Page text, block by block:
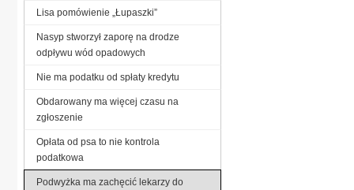
Lisa pomówienie „Łupaszki”
Nasyp stworzył zaporę na drodze
odpływu wód opadowych
Nie ma podatku od spłaty kredytu
Obdarowany ma więcej czasu na
zgłoszenie
Opłata od psa to nie kontrola
podatkowa
Podwyżka ma zachęcić lekarzy do